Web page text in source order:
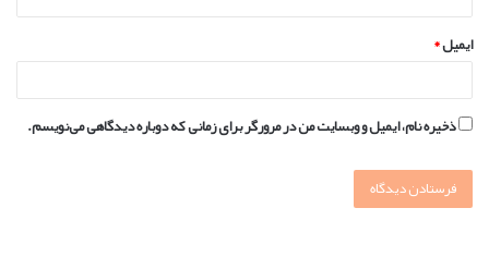
ایمیل*
ذخیره نام، ایمیل و وبسایت من در مرورگر برای زمانی که دوباره دیدگاهی می‌نویسم.